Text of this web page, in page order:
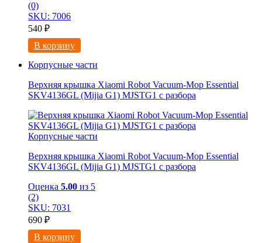
(0)
SKU: 7006
540 ₽
В корзину
Корпусные части
Верхняя крышка Xiaomi Robot Vacuum-Mop Essential
SKV4136GL (Mijia G1) MJSTG1 с разбора
Корпусные части
Верхняя крышка Xiaomi Robot Vacuum-Mop Essential
SKV4136GL (Mijia G1) MJSTG1 с разбора
Оценка 5.00 из 5
(2)
SKU: 7031
690 ₽
В корзину